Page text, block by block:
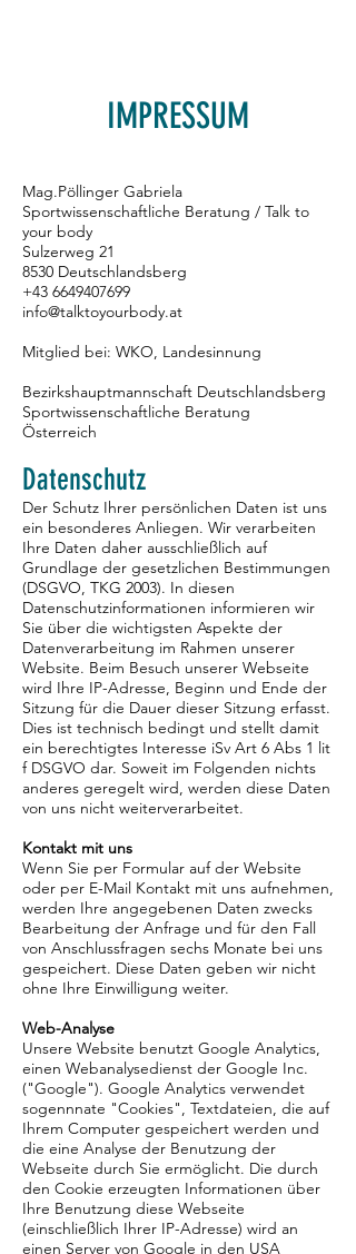
IMPRESSUM
Mag.Pöllinger Gabriela
Sportwissenschaftliche Beratung / Talk to
your body
Sulzerweg 21
8530 Deutschlandsberg
+43 6649407699
info@talktoyourbody.at
Mitglied bei: WKO, Landesinnung
Bezirkshauptmannschaft Deutschlandsberg
Sportwissenschaftliche Beratung
Österreich
Datenschutz
Der Schutz Ihrer persönlichen Daten ist uns
ein besonderes Anliegen. Wir verarbeiten
Ihre Daten daher ausschließlich auf
Grundlage der gesetzlichen Bestimmungen
(DSGVO, TKG 2003). In diesen
Datenschutzinformationen informieren wir
Sie über die wichtigsten Aspekte der
Datenverarbeitung im Rahmen unserer
Website. Beim Besuch unserer Webseite
wird Ihre IP-Adresse, Beginn und Ende der
Sitzung für die Dauer dieser Sitzung erfasst.
Dies ist technisch bedingt und stellt damit
ein berechtigtes Interesse iSv Art 6 Abs 1 lit
f DSGVO dar. Soweit im Folgenden nichts
anderes geregelt wird, werden diese Daten
von uns nicht weiterverarbeitet.
Kontakt mit uns
Wenn Sie per Formular auf der Website
oder per E-Mail Kontakt mit uns aufnehmen,
werden Ihre angegebenen Daten zwecks
Bearbeitung der Anfrage und für den Fall
von Anschlussfragen sechs Monate bei uns
gespeichert. Diese Daten geben wir nicht
ohne Ihre Einwilligung weiter.
Web-Analyse
Unsere Website benutzt Google Analytics,
einen Webanalysedienst der Google Inc.
("Google"). Google Analytics verwendet
sogennnate "Cookies", Textdateien, die auf
Ihrem Computer gespeichert werden und
die eine Analyse der Benutzung der
Webseite durch Sie ermöglicht. Die durch
den Cookie erzeugten Informationen über
Ihre Benutzung diese Webseite
(einschließlich Ihrer IP-Adresse) wird an
einen Server von Google in den USA